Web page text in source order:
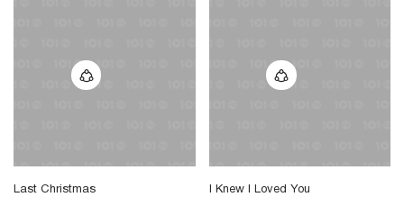
Last Christmas
I Knew I Loved You